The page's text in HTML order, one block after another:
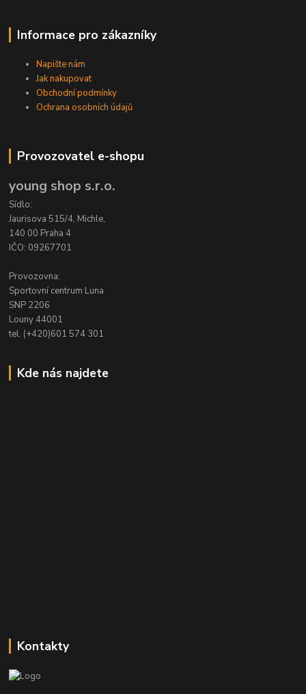
Informace pro zákazníky
Napište nám
Jak nakupovat
Obchodní podmínky
Ochrana osobních údajů
Provozovatel e-shopu
young shop s.r.o.
Sídlo:
Jaurisova 515/4, Michle,
140 00 Praha 4
IČO: 09267701
Provozovna:
Sportovní centrum Luna
SNP 2206
Louny 44001
tel. (+420)601 574 301
Kde nás najdete
Kontakty